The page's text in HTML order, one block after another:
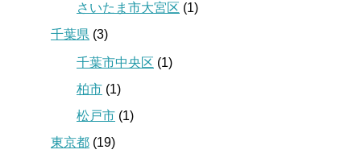
さいたま市大宮区 (1)
千葉県 (3)
千葉市中央区 (1)
柏市 (1)
松戸市 (1)
東京都 (19)